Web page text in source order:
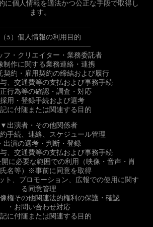
に個人情報を適法かつ公正な手段で取得し
ます。
（5）個人情報の利用目的
フ・クリエイター・業務委託者
制作に関する業務連絡・連携
契約・雇用契約の締結および履行
与、交通費等の支払および事務手続
正行為等の確認・調査・対応
採用・登録手続および選考
記に付随または関連する目的
▼出演者・その他関係者
約手続、連絡、スケジュール管理
・出演の選考・判断・登録
与、交通費等の支払および事務手続
開に必要な範囲での利用（映像・音声・肖
名等）※事前に同意を取得
ト、プロモーション、広報での使用に関す
る同意管理
権その他関連法的権利の保護・確認
・お問い合わせ対応
記に付随または関連する目的